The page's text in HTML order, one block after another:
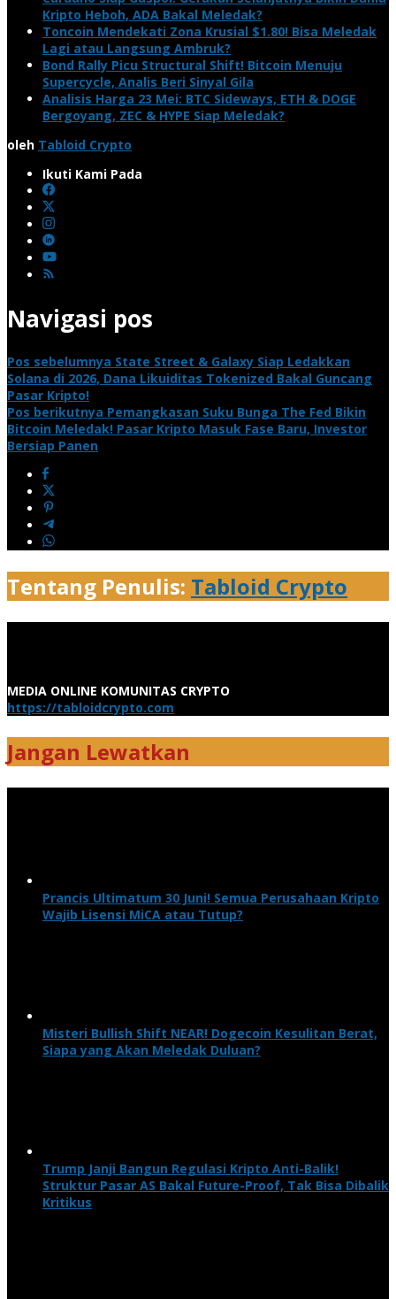
Kripto Heboh, ADA Bakal Meledak?
Toncoin Mendekati Zona Krusial $1.80! Bisa Meledak
Lagi atau Langsung Ambruk?
Bond Rally Picu Structural Shift! Bitcoin Menuju
Supercycle, Analis Beri Sinyal Gila
Analisis Harga 23 Mei: BTC Sideways, ETH & DOGE
Bergoyang, ZEC & HYPE Siap Meledak?
oleh Tabloid Crypto
Ikuti Kami Pada
Navigasi pos
Pos sebelumnya State Street & Galaxy Siap Ledakkan
Solana di 2026, Dana Likuiditas Tokenized Bakal Guncang
Pasar Kripto!
Pos berikutnya Pemangkasan Suku Bunga The Fed Bikin
Bitcoin Meledak! Pasar Kripto Masuk Fase Baru, Investor
Bersiap Panen
Tentang Penulis: Tabloid Crypto
MEDIA ONLINE KOMUNITAS CRYPTO
https://tabloidcrypto.com
Jangan Lewatkan
Prancis Ultimatum 30 Juni! Semua Perusahaan Kripto
Wajib Lisensi MiCA atau Tutup?
Misteri Bullish Shift NEAR! Dogecoin Kesulitan Berat,
Siapa yang Akan Meledak Duluan?
Trump Janji Bangun Regulasi Kripto Anti-Balik!
Struktur Pasar AS Bakal Future-Proof, Tak Bisa Dibalik
Kritikus